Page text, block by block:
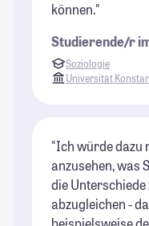
können."
Studierende/r
Soziologie
Universität
"Ich würde dazu
anzusehen, was
die
abzugleichen -